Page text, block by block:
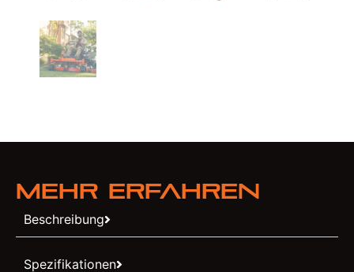
Mehr erfahren
Beschreibung
Spezifikationen